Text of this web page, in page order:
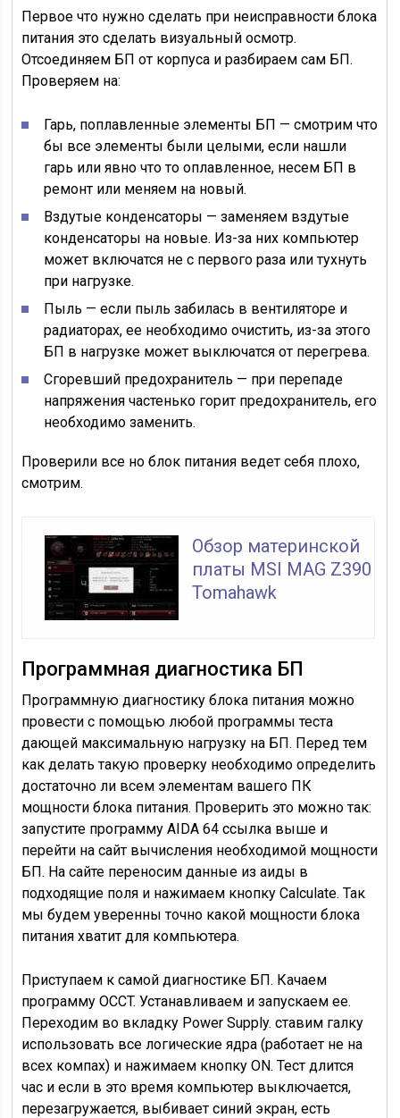
Первое что нужно сделать при неисправности блока
питания это сделать визуальный осмотр.
Отсоединяем БП от корпуса и разбираем сам БП.
Проверяем на:
Гарь, поплавленные элементы БП — смотрим что
бы все элементы были целыми, если нашли
гарь или явно что то оплавленное, несем БП в
ремонт или меняем на новый.
Вздутые конденсаторы — заменяем вздутые
конденсаторы на новые. Из-за них компьютер
может включатся не с первого раза или тухнуть
при нагрузке.
Пыль — если пыль забилась в вентиляторе и
радиаторах, ее необходимо очистить, из-за этого
БП в нагрузке может выключатся от перегрева.
Сгоревший предохранитель — при перепаде
напряжения частенько горит предохранитель, его
необходимо заменить.
Проверили все но блок питания ведет себя плохо,
смотрим.
Обзор материнской
платы MSI MAG Z390
Tomahawk
Программная диагностика БП
Программную диагностику блока питания можно
провести с помощью любой программы теста
дающей максимальную нагрузку на БП. Перед тем
как делать такую проверку необходимо определить
достаточно ли всем элементам вашего ПК
мощности блока питания. Проверить это можно так:
запустите программу AIDA 64 ссылка выше и
перейти на сайт вычисления необходимой мощности
БП. На сайте переносим данные из аиды в
подходящие поля и нажимаем кнопку Calculate. Так
мы будем уверенны точно какой мощности блока
питания хватит для компьютера.
Приступаем к самой диагностике БП. Качаем
программу OCCT. Устанавливаем и запускаем ее.
Переходим во вкладку Power Supply. ставим галку
использовать все логические ядра (работает не на
всех компах) и нажимаем кнопку ON. Тест длится
час и если в это время компьютер выключается,
перезагружается, выбивает синий экран, есть